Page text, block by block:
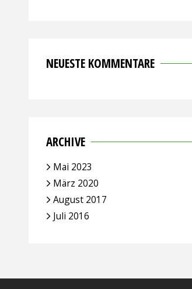
NEUESTE KOMMENTARE
ARCHIVE
Mai 2023
März 2020
August 2017
Juli 2016